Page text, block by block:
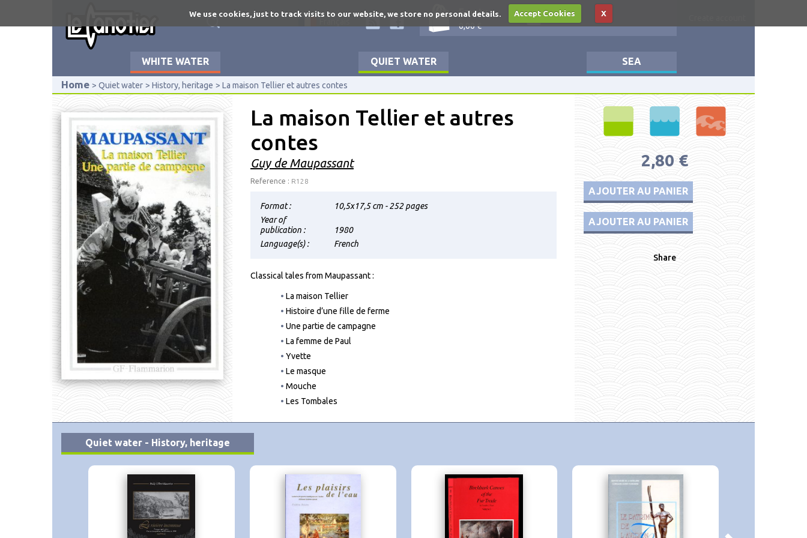
We use cookies, just to track visits to our website, we store no personal details. Accept Cookies X
WHITE WATER
QUIET WATER SEA
Empty
0,00 €
Log in
Home Quiet water History, heritage La maison Tellier et autres contes
La maison Tellier et autres
contes
Guy de Maupassant
Reference : R128
Format :
10,5x17,5 cm - 252 pages
Year of
publication :
1980
Language(s) :
French
Classical tales from Maupassant :
La maison Tellier
Histoire d’une fille de ferme
Une partie de campagne
La femme de Paul
Yvette
Le masque
Mouche
Les Tombales
2,80 €
AJOUTER AU PANIER
AJOUTER AU PANIER
Share
Quiet water - History, heritage